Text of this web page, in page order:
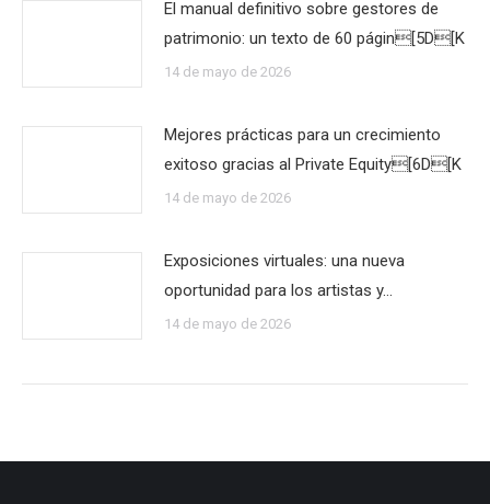
El manual definitivo sobre gestores de
patrimonio: un texto de 60 págin[5D[K
14 de mayo de 2026
Mejores prácticas para un crecimiento
exitoso gracias al Private Equity[6D[K
14 de mayo de 2026
Exposiciones virtuales: una nueva
oportunidad para los artistas y…
14 de mayo de 2026